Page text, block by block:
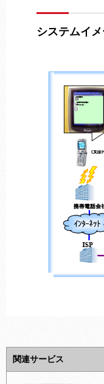
システムイ
関連サービス